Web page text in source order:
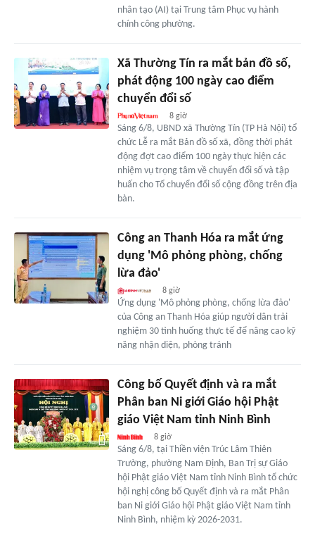
nhân tạo (AI) tại Trung tâm Phục vụ hành
chính công phường.
Xã Thường Tín ra mắt bản đồ số,
phát động 100 ngày cao điểm
chuyển đổi số
8 giờ
Sáng 6/8, UBND xã Thường Tín (TP Hà Nội) tổ
chức Lễ ra mắt Bản đồ số xã, đồng thời phát
động đợt cao điểm 100 ngày thực hiện các
nhiệm vụ trọng tâm về chuyển đổi số và tập
huấn cho Tổ chuyển đổi số cộng đồng trên địa
bàn.
Công an Thanh Hóa ra mắt ứng
dụng 'Mô phỏng phòng, chống
lừa đảo'
8 giờ
Ứng dụng 'Mô phỏng phòng, chống lừa đảo'
của Công an Thanh Hóa giúp người dân trải
nghiệm 30 tình huống thực tế để nâng cao kỹ
năng nhận diện, phòng tránh
Công bố Quyết định và ra mắt
Phân ban Ni giới Giáo hội Phật
giáo Việt Nam tỉnh Ninh Bình
8 giờ
Sáng 6/8, tại Thiền viện Trúc Lâm Thiên
Trường, phường Nam Định, Ban Trị sự Giáo
hội Phật giáo Việt Nam tỉnh Ninh Bình tổ chức
hội nghị công bố Quyết định và ra mắt Phân
ban Ni giới Giáo hội Phật giáo Việt Nam tỉnh
Ninh Bình, nhiệm kỳ 2026-2031.